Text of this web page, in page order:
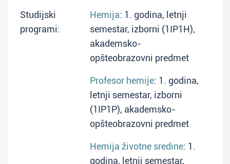
Studijski
programi:
Hemija: 1. godina, letnji
semestar, izborni (1IP1H),
akademsko-
opšteobrazovni predmet
Profesor hemije: 1. godina,
letnji semestar, izborni
(1IP1P), akademsko-
opšteobrazovni predmet
Hemija životne sredine: 1.
godina, letnji semestar,